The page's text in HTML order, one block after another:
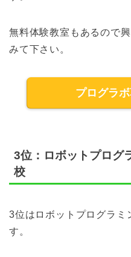
無料体験教室もあるので
みて下さい。
プログラ
3位：ロボットプログ
校
3位はロボットプログラミ
す。